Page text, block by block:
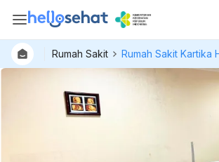
Rumah Sakit
Hospital